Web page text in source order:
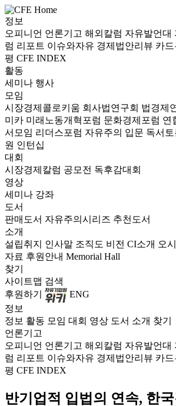
정보
오피니언 언론기고 해외칼럼 자유발언대
럼 리포트 이슈와자유 경제법안리뷰 카
평 CFE INDEX
활동
세미나 행사
모임
시장경제콜로키움 회사법연구회 법경제
미카 미래노동개혁포럼 문화경제포럼 연
서모임 리더스포럼 자유주의 입문 독서토
원 인턴십
대회
시장경제칼럼 공모전 독후감대회
영상
세미나 강좌
도서
판매도서 자유주의시리즈 추천도서
소개
설립취지 인사말 조직도 비전 CI소개 오
자료 후원안내 Memorial Hall
찾기
사이트맵 검색
후원하기
ENG
정보
정보 활동 모임 대회 영상 도서 소개 찾기
언론기고
오피니언 언론기고 해외칼럼 자유발언대
럼 리포트 이슈와자유 경제법안리뷰 카
평 CFE INDEX
반기업적 입법의 연속, 한